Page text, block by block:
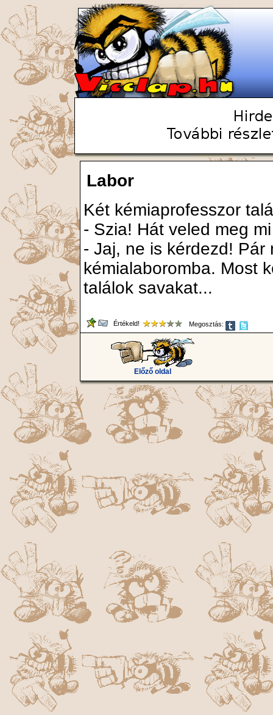
Labor
Két kémiaprofesszor
- Szia! Hát veled meg
- Jaj, ne is kérdezd!
kémialaboromba. Most
találok savakat...
Értékeld! Megosztás:
Előző oldal